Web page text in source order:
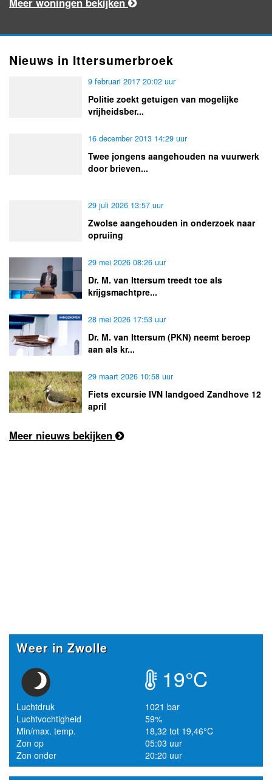
Nieuws in Ittersumerbroek
9 februari 2017 20:02 uur
Politie zoekt getuigen van mogelijke
vrijheidsber...
16 december 2013 14:29 uur
Twee jongens aangehouden na vuurwerk
door brieven...
29 juli 2026 13:57 uur
Zwolse aangehouden in onderzoek naar
opruiing
29 mei 2026 08:26 uur
Dr. M. van Ittersum treedt toe als
krijgsmachtpre...
28 mei 2026 17:53 uur
Dr. M. van Ittersum (PKN) neemt beroep
aan als kr...
29 maart 2026 10:58 uur
Fiets excursie IVN landgoed Zandhove 12
april
Meer nieuws bekijken
Weer in Zwolle
19°C
Luchtdruk
1021 bar
Luchtvochtigheid
59%
Min/max. temp.
18,32 tot 19,46°C
Zon op
05:03 uur
Zon onder
20:20 uur